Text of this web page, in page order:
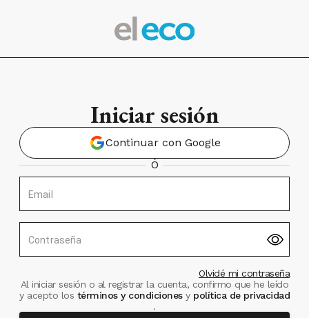
Iniciar sesión
Continuar con Google
Ó
Email
Contraseña
Olvidé mi contraseña
Al iniciar sesión o al registrar la cuenta, confirmo que he leído
y acepto los términos y condiciones ypolítica de privacidad
.